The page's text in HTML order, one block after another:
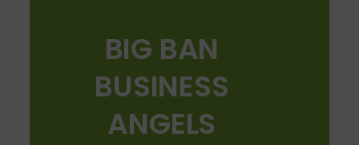
BIG BAN
BUSINESS
ANGELS